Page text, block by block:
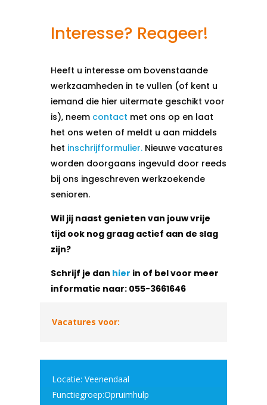
Interesse? Reageer!
Heeft u interesse om bovenstaande
werkzaamheden in te vullen (of kent u
iemand die hier uitermate geschikt voor
is), neem contact met ons op en laat
het ons weten of meldt u aan middels
het inschrijfformulier. Nieuwe vacatures
worden doorgaans ingevuld door reeds
bij ons ingeschreven werkzoekende
senioren.
Wil jij naast genieten van jouw vrije
tijd ook nog graag actief aan de slag
zijn?
Schrijf je dan hier in of bel voor meer
informatie naar: 055-3661646
Vacatures voor:
Locatie: Veenendaal
Functiegroep:Opruimhulp